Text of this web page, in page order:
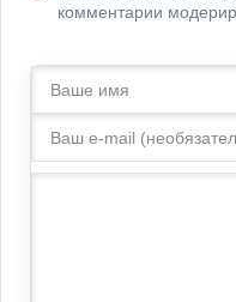
комментарии